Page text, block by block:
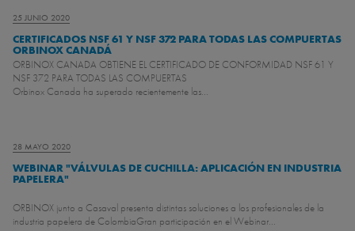
25 JUNIO 2020
CERTIFICADOS NSF 61 Y NSF 372 PARA TODAS LAS COMPUERTAS
ORBINOX CANADÁ
ORBINOX CANADA OBTIENE EL CERTIFICADO DE CONFORMIDAD NSF 61 Y
NSF 372 PARA TODAS LAS COMPUERTAS
Orbinox Canada ha superado recientemente las...
28 MAYO 2020
WEBINAR "VÁLVULAS DE CUCHILLA: APLICACIÓN EN INDUSTRIA
PAPELERA"
ORBINOX junto a Casaval presenta distintas soluciones a los profesionales de la
industria papelera de ColombiaGran participación en el Webinar...